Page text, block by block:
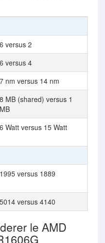
6 versus 2
6 versus 4
7 nm versus 14 nm
8 MB (shared) versus 1
MB
6 Watt versus 15 Watt
1995 versus 1889
5014 versus 4140
le AMD